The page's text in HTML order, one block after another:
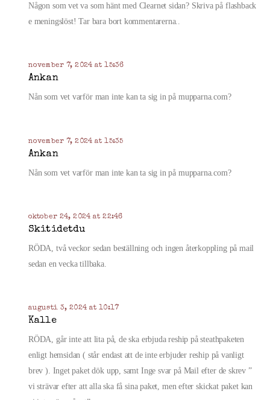
Någon som vet va som hänt med Clearnet sidan? Skriva på flashback
e meningslöst! Tar bara bort kommentarerna..
november 7, 2024 at 15:36
Ankan
Nån som vet varför man inte kan ta sig in på mupparna.com?
november 7, 2024 at 15:35
Ankan
Nån som vet varför man inte kan ta sig in på mupparna.com?
oktober 24, 2024 at 22:46
Skitidetdu
RÖDA, två veckor sedan beställning och ingen återkoppling på mail
sedan en vecka tillbaka.
augusti 3, 2024 at 10:17
Kalle
RÖDA, går inte att lita på, de ska erbjuda reship på steathpaketen
enligt hemsidan ( står endast att de inte erbjuder reship på vanligt
brev ). Inget paket dök upp, samt Inge svar på Mail efter de skrev ”
vi strävar efter att alla ska få sina paket, men efter skickat paket kan